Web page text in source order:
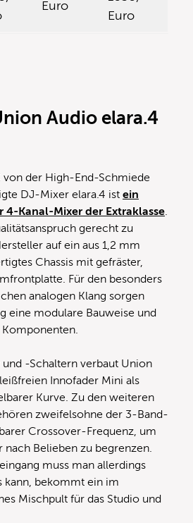
Euro
Euro
Audio elara.4
der High-End-Schmiede
DJ-Mixer elara.4 ist ein
4-Kanal-Mixer der Extraklasse.
gerecht zu
auf ein aus 1,2 mm
Chassis mit gefräster,
Für den besonders
analogen Klang sorgen
eine modulare Bauweise und
und -Schaltern verbaut Union
Innofader Mini als
Kurve. Zu den weiteren
zweifelsohne der 3-Band-
Crossover-Frequenz, um
nach Belieben zu begrenzen.
muss man allerdings
kann, bekommt ein im
Mischpult für das Studio und